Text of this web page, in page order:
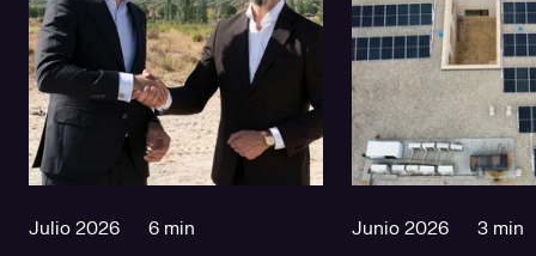
Julio 2026 6 min Junio 2026 3 min